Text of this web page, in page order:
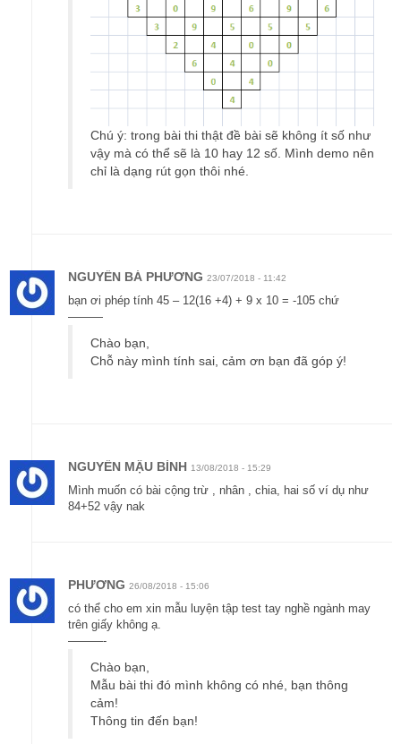
Chú ý: trong bài thi thật đề bài sẽ không ít số như
vậy mà có thể sẽ là 10 hay 12 số. Mình demo nên
chỉ là dạng rút gọn thôi nhé.
NGUYỄN BÁ PHƯƠNG 23/07/2018 - 11:42
bạn ơi phép tính 45 – 12(16 +4) + 9 x 10 = -105 chứ
———
Chào bạn,
Chỗ này mình tính sai, cảm ơn bạn đã góp ý!
NGUYỄN MẬU BÌNH 13/08/2018 - 15:29
Mình muốn có bài cộng trừ , nhân , chia, hai số ví dụ như
84+52 vậy nak
PHƯƠNG 26/08/2018 - 15:06
có thể cho em xin mẫu luyện tập test tay nghề ngành may
trên giấy không ạ.
———-
Chào bạn,
Mẫu bài thi đó mình không có nhé, bạn thông
cảm!
Thông tin đến bạn!